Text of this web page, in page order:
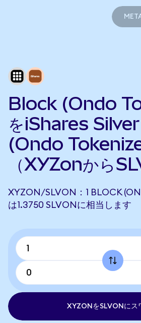
Block (Ondo
をiShares
(Ondo
（XYZonから
XYZON/SLVON：1 BLOCK
は1.3750 SLVONに相当します
XYZONをSLVONにス